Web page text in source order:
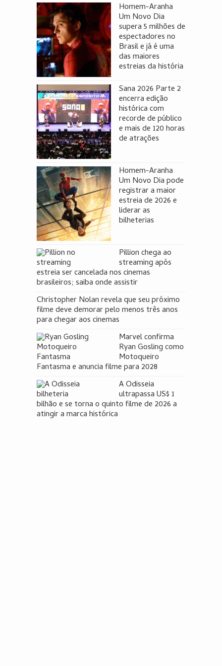
Homem-Aranha
Um Novo Dia
supera 5 milhões de
espectadores no
Brasil e já é uma
das maiores
estreias da história
Sana 2026 Parte 2
encerra edição
histórica com
recorde de público
e mais de 120 horas
de atrações
Homem-Aranha
Um Novo Dia pode
registrar a maior
estreia de 2026 e
liderar as
bilheterias
Pillion chega ao
streaming após
estreia ser cancelada nos cinemas
brasileiros; saiba onde assistir
Christopher Nolan revela que seu próximo
filme deve demorar pelo menos três anos
para chegar aos cinemas
Marvel confirma
Ryan Gosling como
Motoqueiro
Fantasma e anuncia filme para 2028
A Odisseia
ultrapassa US$ 1
bilhão e se torna o quinto filme de 2026 a
atingir a marca histórica